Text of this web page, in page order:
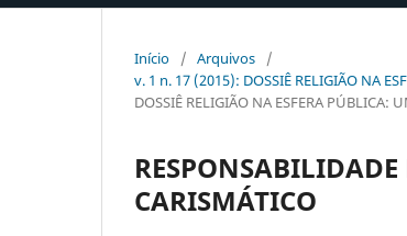
Início / Arquivos
/
v. 1 n. 17 (2015): DOSSIÊ RELIGIÃO NA
DOSSIÊ RELIGIÃO NA ESFERA PÚBLICA:
CARISMÁTICO